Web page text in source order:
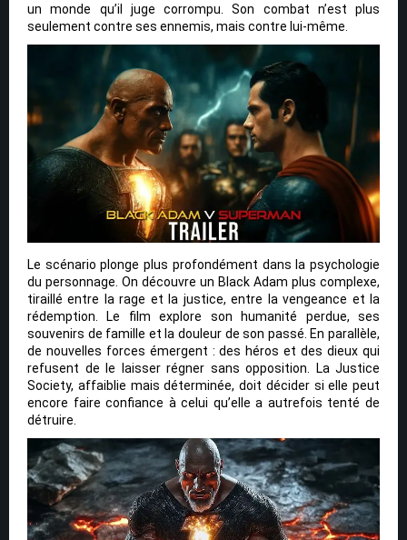
un monde qu’il juge corrompu. Son combat n’est plus
seulement contre ses ennemis, mais contre lui-même.
Le scénario plonge plus profondément dans la psychologie
du personnage. On découvre un Black Adam plus complexe,
tiraillé entre la rage et la justice, entre la vengeance et la
rédemption. Le film explore son humanité perdue, ses
souvenirs de famille et la douleur de son passé. En parallèle,
de nouvelles forces émergent : des héros et des dieux qui
refusent de le laisser régner sans opposition. La Justice
Society, affaiblie mais déterminée, doit décider si elle peut
encore faire confiance à celui qu’elle a autrefois tenté de
détruire.